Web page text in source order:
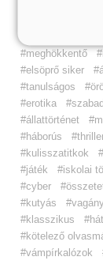
#meghökkentő
#elsöprő siker
#tanulságos
#erotika
#állattörténet
#háborús
#kulisszatitkok
#játék
#iskolai
#cyber
#kutyás
#klasszikus
#kötelező
#vámpírkalózok